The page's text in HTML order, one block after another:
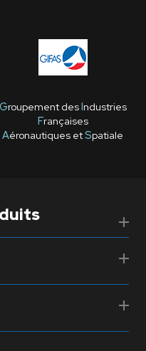
Groupement desIndustries
Françaises
Aéronautiques etSpatiale